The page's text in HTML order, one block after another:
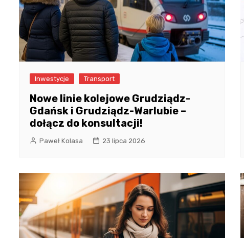
Inwestycje Transport
Nowe linie kolejowe Grudziądz-
Gdańsk i Grudziądz-Warlubie –
dołącz do konsultacji!
Paweł Kolasa 23 lipca 2026